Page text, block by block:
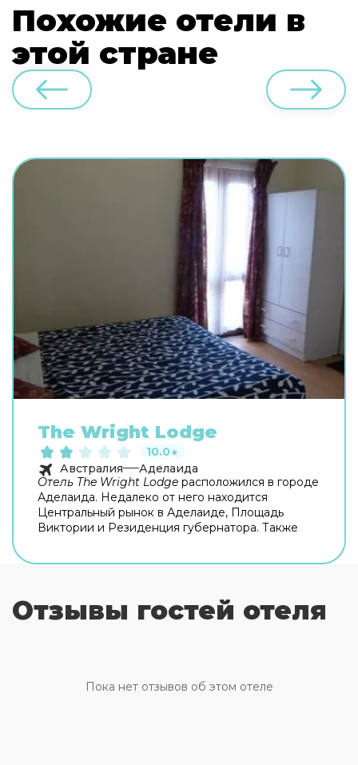
Похожие отели в
этой стране
The Wright Lodge
10.0★
Австралия
Аделаида
Отель The Wright Lodge расположился в городе
Аделаида. Недалеко от него находится
Центральный рынок в Аделаиде, Площадь
Виктории и Резиденция губернатора. Также
Wright Lodge подойдет для различного рода
поездок. Рядом с отелем находится множество
находится
сейф для хранения ценностей
общественных местах работают кондиционеры.
Отзывы гостей отеля
Пока нет отзывов об этом отеле